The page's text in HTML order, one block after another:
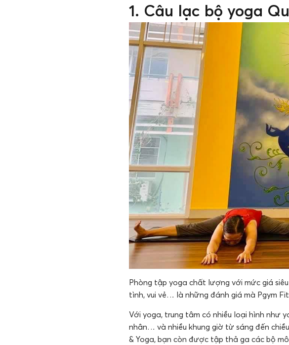
1. Câu lạc bộ yoga
Phòng tập yoga chất lượng với mức giá
tình, vui vẻ… là những đánh giá mà Pgym
Với yoga, trung tâm có nhiều loại hình như
nhân… và nhiều khung giờ từ sáng đến
& Yoga, bạn còn được tập thả ga các bộ